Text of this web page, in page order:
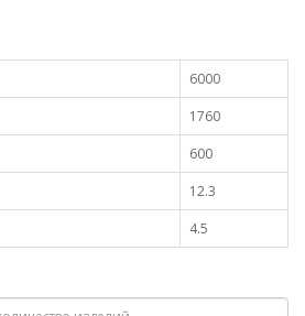
6000
1760
600
12.3
4.5